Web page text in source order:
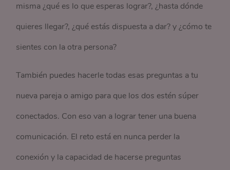
misma ¿qué es lo que esperas lograr?, ¿hasta dónde
quieres llegar?, ¿qué estás dispuesta a dar? y ¿cómo te
sientes con la otra persona?
También puedes hacerle todas esas preguntas a tu
nueva pareja o amigo para que los dos estén súper
conectados. Con eso van a lograr tener una buena
comunicación. El reto está en nunca perder la
conexión y la capacidad de hacerse preguntas